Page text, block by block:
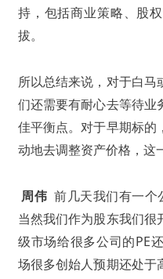
持，包括商业策略、股
拔。
所以总结来说，对于白
们还需要有耐心去等待业
佳平衡点。对于早期标的
动地去调整资产价格，这
周伟 前几天我们有一个
当然我们作为股东我们很
级市场给很多公司的PE
场很多创始人预期还处于